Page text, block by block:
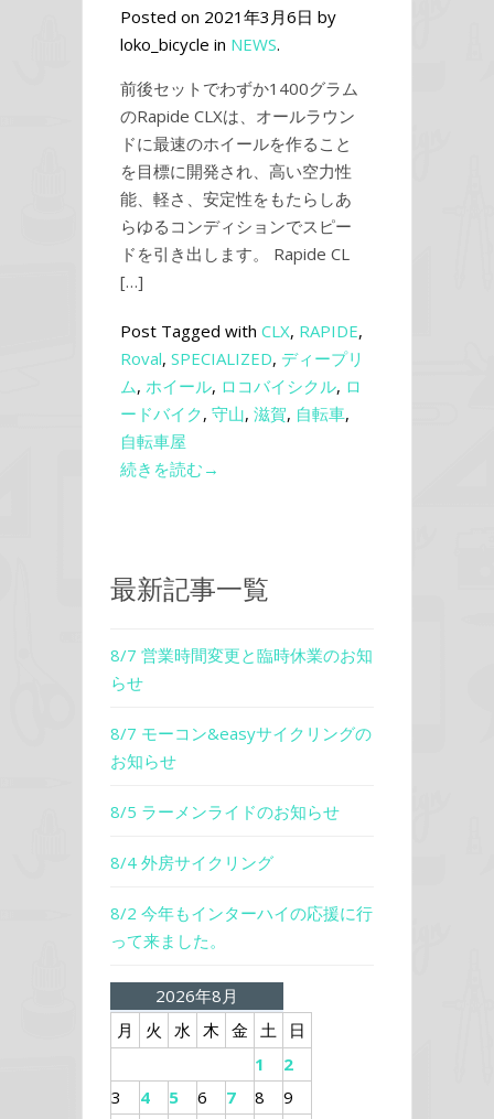
Posted on 2021年3月6日 by
loko_bicycle in NEWS.
前後セットでわずか1400グラム
のRapide CLXは、オールラウン
ドに最速のホイールを作ること
を目標に開発され、高い空力性
能、軽さ、安定性をもたらしあ
らゆるコンディションでスピー
ドを引き出します。 Rapide CL
[…]
Post Tagged with CLX, RAPIDE,
Roval, SPECIALIZED, ディープリ
ム, ホイール, ロコバイシクル, ロ
ードバイク, 守山, 滋賀, 自転車,
自転車屋
続きを読む→
最新記事一覧
8/7 営業時間変更と臨時休業のお知
らせ
8/7 モーコン&easyサイクリングの
お知らせ
8/5 ラーメンライドのお知らせ
8/4 外房サイクリング
8/2 今年もインターハイの応援に行
って来ました。
2026年8月
月
火 水 木 金 土
日
1
2
3
4 5 6 7 8 9